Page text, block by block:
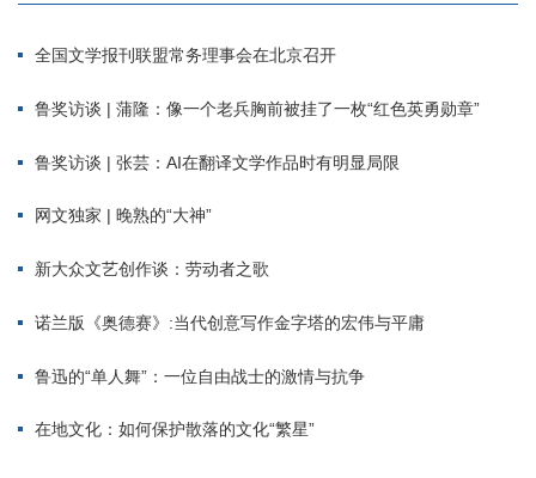
全国文学报刊联盟常务理事会在北京召开
鲁奖访谈 | 蒲隆：像一个老兵胸前被挂了一枚“红色英勇勋章”
鲁奖访谈 | 张芸：AI在翻译文学作品时有明显局限
网文独家 | 晚熟的“大神”
新大众文艺创作谈：劳动者之歌
诺兰版《奥德赛》:当代创意写作金字塔的宏伟与平庸
鲁迅的“单人舞”：一位自由战士的激情与抗争
在地文化：如何保护散落的文化“繁星”